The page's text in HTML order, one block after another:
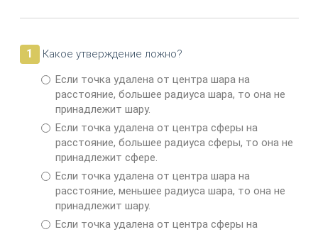
1
Какое утверждение ложно?
Если точка удалена от центра шара на
расстояние, большее радиуса шара, то она не
принадлежит шару.
Если точка удалена от центра сферы на
расстояние, боль­шее радиуса сферы, то она не
принадлежит сфере.
Если точка удалена от центра шара на
расстояние, меньшее радиуса шара, то она не
принадлежит шару.
Если точка удалена от центра сферы на